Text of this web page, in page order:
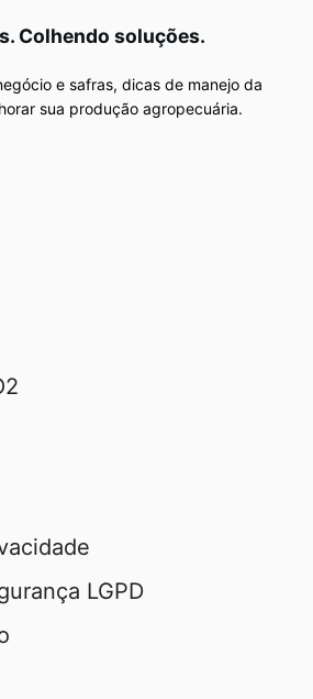
Colhendo soluções.
e safras, dicas de manejo da
sua produção agropecuária.
LGPD